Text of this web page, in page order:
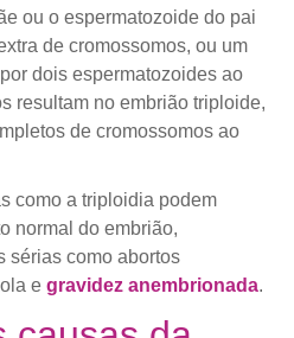
ou o espermatozoide do pai
de cromossomos, ou um
dois espermatozoides ao
resultam no embrião triploide,
de cromossomos ao
como a triploidia podem
normal do embrião,
sérias como abortos
e gravidez anembrionada.